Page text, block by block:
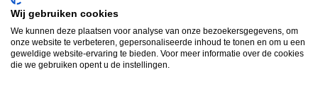
Voorwaarden
Winkelmandje
Disclaimer
Garantie voorwaarden
Wij gebruiken cookies
We kunnen deze plaatsen voor analyse van onze bezoekersgegevens, om
onze website te verbeteren, gepersonaliseerde inhoud te tonen en om u een
geweldige website-ervaring te bieden. Voor meer informatie over de cookies
die we gebruiken opent u de instellingen.